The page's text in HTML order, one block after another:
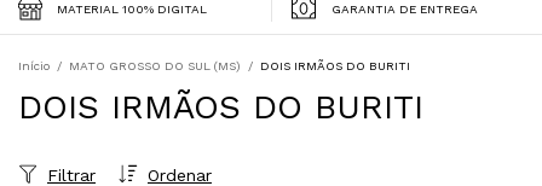
MATERIAL 100% DIGITAL GARANTIA DE ENTREGA
Início / MATO GROSSO DO SUL (MS) / DOIS IRMÃOS DO BURITI
DOIS IRMÃOS DO BURITI
Ordenar
Filtrar